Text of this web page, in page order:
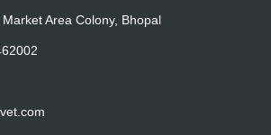
Area Colony, Bhopal